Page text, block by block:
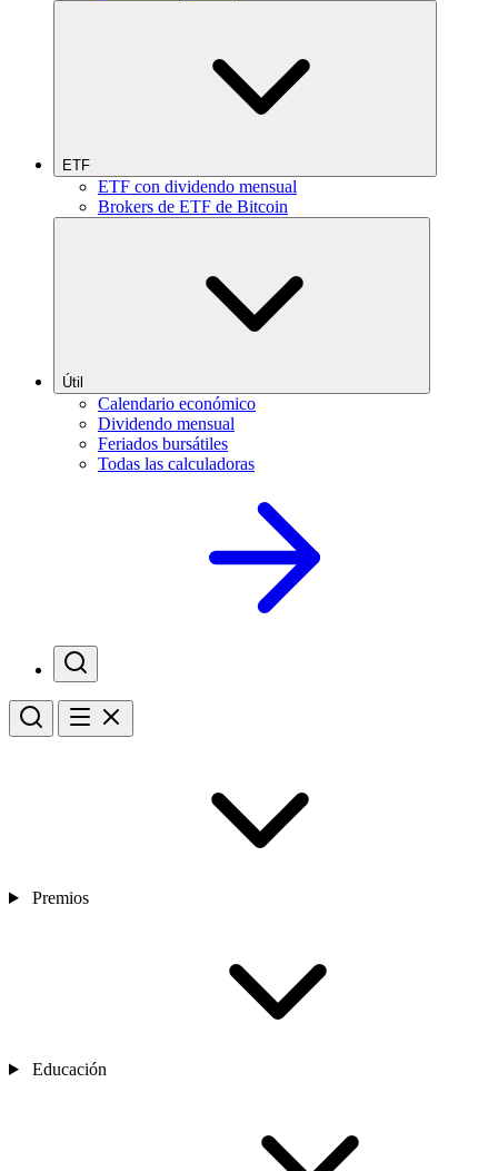
ETF
ETF con dividendo mensual
Brokers de ETF de Bitcoin
Útil
Calendario económico
Dividendo mensual
Feriados bursátiles
Todas las calculadoras
Premios
Educación